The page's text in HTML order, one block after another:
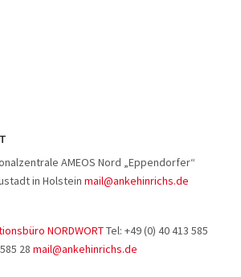
AMEOS Nord „Eppendorfer“
in Holstein mail@ankehinrichs.de
NORDWORTTel: +49 (0) 40 413 585
28 mail@ankehinrichs.de